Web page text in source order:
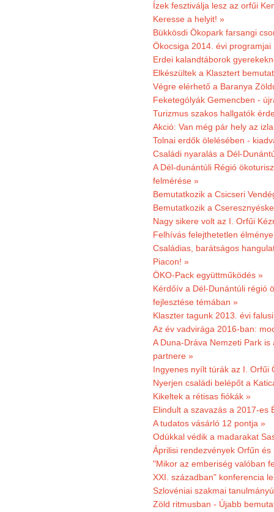
Ízek fesztiválja lesz az orfűi
Keresse a helyit! »
Bükkösdi Ökopark farsangi
Ökocsiga 2014. évi programjai
Erdei kalandtáborok
Elkészültek a Klasztert
Végre elérhető a Baranya
Feketególyák Gemencben -
Turizmus szakos hallgatók
Akció: Van még pár hely az
Tolnai erdők ölelésében -
Családi nyaralás a Dél-
A Dél-dunántúli Régió
felmérése »
Bemutatkozik a Csicseri
Bemutatkozik a
Nagy sikere volt az I. Orfűi
Felhívás felejthetetlen
Családias, barátságos
Piacon! »
ÖKO-Pack együttműködés »
Kérdőív a Dél-Dunántúli régió
fejlesztése témában »
Klaszter tagunk 2013. évi
Az év vadvirága 2016-ban:
A Duna-Dráva Nemzeti Park
partnere »
Ingyenes nyílt túrák az I. Orfűi
Nyerjen családi belépőt a
Kikeltek a rétisas fiókák »
Elindult a szavazás a 2017-es
A tudatos vásárló 12 pontja »
Odúkkal védik a madarakat
Áprilisi rendezvények Orfűn és
"Mikor az emberiség valóban
XXI. században" konferencia
Szlovéniai szakmai
Zöld ritmusban - Újabb